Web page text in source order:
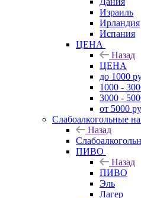
Израиль
Ирландия
Испания
ЦЕНА
Назад
ЦЕНА
до 1000
1000 -
3000 -
от 5000
Слабоалкогольные
Назад
ПИВО
Назад
ПИВО
Эль
Лагер